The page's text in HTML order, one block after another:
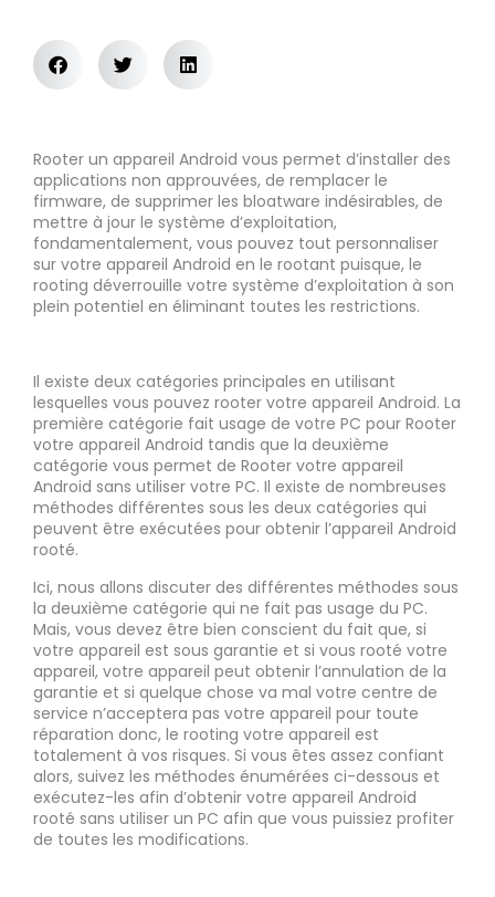
Rooter un appareil Android vous permet d’installer des
applications non approuvées, de remplacer le
firmware, de supprimer les bloatware indésirables, de
mettre à jour le système d’exploitation,
fondamentalement, vous pouvez tout personnaliser
sur votre appareil Android en le rootant puisque, le
rooting déverrouille votre système d’exploitation à son
plein potentiel en éliminant toutes les restrictions.
Il existe deux catégories principales en utilisant
lesquelles vous pouvez rooter votre appareil Android. La
première catégorie fait usage de votre PC pour Rooter
votre appareil Android tandis que la deuxième
catégorie vous permet de Rooter votre appareil
Android sans utiliser votre PC. Il existe de nombreuses
méthodes différentes sous les deux catégories qui
peuvent être exécutées pour obtenir l’appareil Android
rooté.
Ici, nous allons discuter des différentes méthodes sous
la deuxième catégorie qui ne fait pas usage du PC.
Mais, vous devez être bien conscient du fait que, si
votre appareil est sous garantie et si vous rooté votre
appareil, votre appareil peut obtenir l’annulation de la
garantie et si quelque chose va mal votre centre de
service n’acceptera pas votre appareil pour toute
réparation donc, le rooting votre appareil est
totalement à vos risques. Si vous êtes assez confiant
alors, suivez les méthodes énumérées ci-dessous et
exécutez-les afin d’obtenir votre appareil Android
rooté sans utiliser un PC afin que vous puissiez profiter
de toutes les modifications.